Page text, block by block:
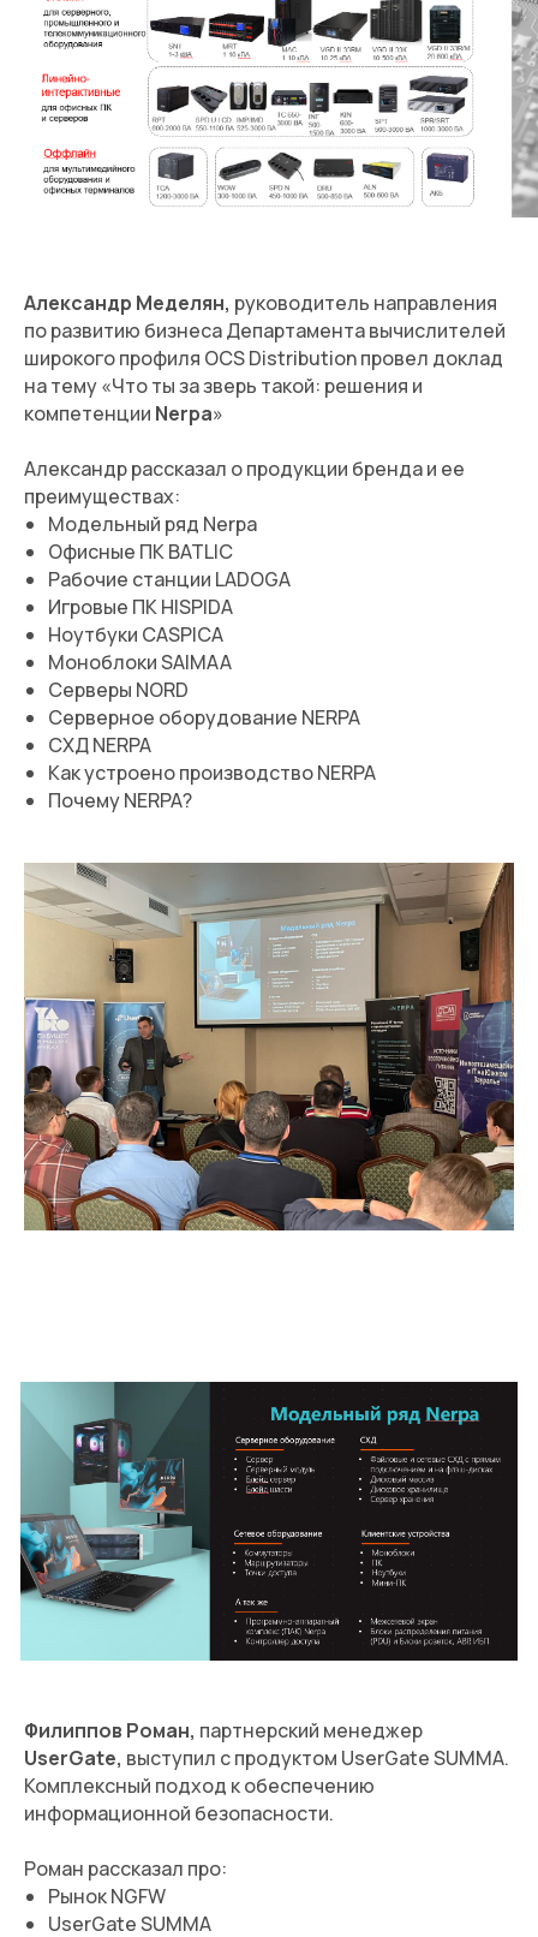
Александр Меделян, руководитель направления
по развитию бизнеса Департамента вычислителей
широкого профиля OCS Distribution провел доклад
на тему «Что ты за зверь такой: решения и
компетенции Nerpa»
Александр рассказал о продукции бренда и ее
преимуществах:
Модельный ряд Nerpa
Офисные ПК BATLIС
Рабочие станции LADOGA
Игровые ПК HISPIDA
Ноутбуки CASPICA
Моноблоки SAIMAA
Серверы NORD
Серверное оборудование NERPA
СХД NERPA
Как устроено производство NERPA
Почему NERPA?
Филиппов Роман, партнерский менеджер
UserGate, выступил с продуктом UserGate SUMMA.
Комплексный подход к обеспечению
информационной безопасности.
Роман рассказал про:
Рынок NGFW
UserGate SUMMA